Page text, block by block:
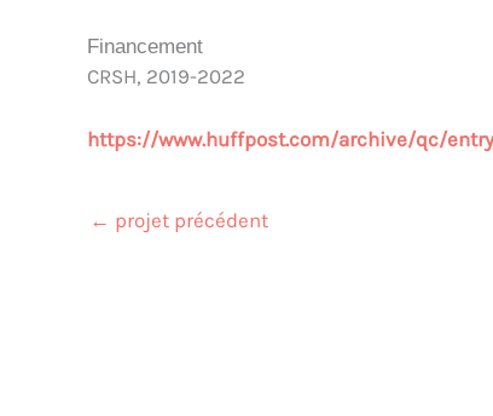
Financement
CRSH, 2019-2022
https://www.huffpost.com/archive/qc/
← projet précédent